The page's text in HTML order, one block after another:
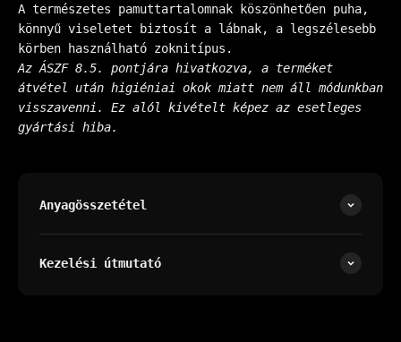
A természetes pamuttartalomnak köszönhetően puha,
könnyű viseletet biztosít a lábnak, a legszélesebb
körben használható zoknitípus.
Az ÁSZF 8.5. pontjára hivatkozva, a terméket
átvétel után higiéniai okok miatt nem áll módunkban
visszavenni. Ez alól kivételt képez az esetleges
gyártási hiba.
Anyagösszetétel
Kezelési útmutató